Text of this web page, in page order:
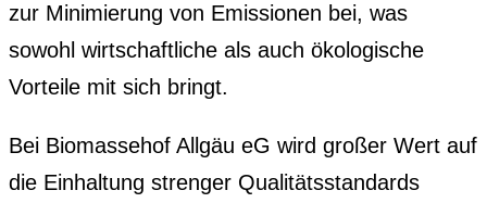
zur Minimierung von Emissionen bei, was
sowohl wirtschaftliche als auch ökologische
Vorteile mit sich bringt.
Bei Biomassehof Allgäu eG wird großer Wert auf
die Einhaltung strenger Qualitätsstandards